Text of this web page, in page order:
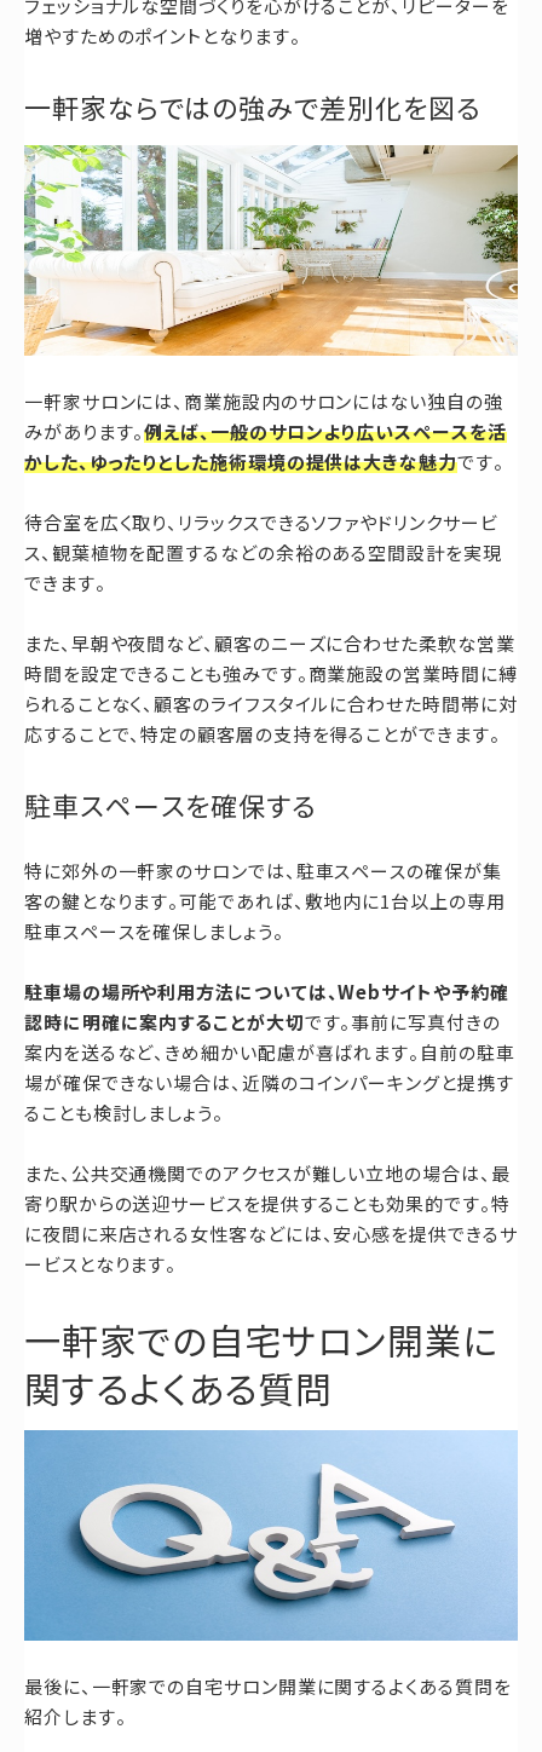
フェッショナルな空間づくりを心がけることが、リピーターを
増やすためのポイントとなります。
一軒家ならではの強みで差別化を図る
一軒家サロンには、商業施設内のサロンにはない独自の強
みがあります。例えば、一般のサロンより広いスペースを活
かした、ゆったりとした施術環境の提供は大きな魅力です。
待合室を広く取り、リラックスできるソファやドリンクサービ
ス、観葉植物を配置するなどの余裕のある空間設計を実現
できます。
また、早朝や夜間など、顧客のニーズに合わせた柔軟な営業
時間を設定できることも強みです。商業施設の営業時間に縛
られることなく、顧客のライフスタイルに合わせた時間帯に対
応することで、特定の顧客層の支持を得ることができます。
駐車スペースを確保する
特に郊外の一軒家のサロンでは、駐車スペースの確保が集
客の鍵となります。可能であれば、敷地内に1台以上の専用
駐車スペースを確保しましょう。
駐車場の場所や利用方法については、Webサイトや予約確
認時に明確に案内することが大切です。事前に写真付きの
案内を送るなど、きめ細かい配慮が喜ばれます。自前の駐車
場が確保できない場合は、近隣のコインパーキングと提携す
ることも検討しましょう。
また、公共交通機関でのアクセスが難しい立地の場合は、最
寄り駅からの送迎サービスを提供することも効果的です。特
に夜間に来店される女性客などには、安心感を提供できるサ
ービスとなります。
一軒家での自宅サロン開業に
関するよくある質問
最後に、一軒家での自宅サロン開業に関するよくある質問を
紹介します。